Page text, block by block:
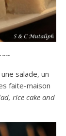
salade, un
faite-maison
rice cake and